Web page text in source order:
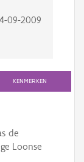
09-2009
KENMERKEN
de
Loonse